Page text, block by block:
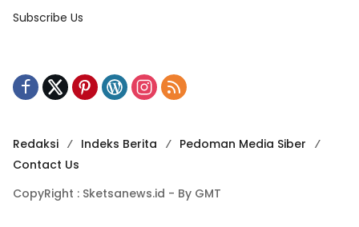
Subscribe Us
Redaksi Indeks Berita
Pedoman Media Siber
Contact Us
CopyRight : Sketsanews.id - By GMT